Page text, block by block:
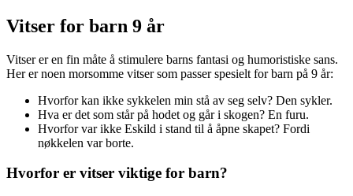
Vitser for barn 9 år
Vitser er en fin måte å stimulere barns fantasi og humoristiske sans.
Her er noen morsomme vitser som passer spesielt for barn på 9 år:
Hvorfor kan ikke sykkelen min stå av seg selv? Den sykler.
Hva er det som står på hodet og går i skogen? En furu.
Hvorfor var ikke Eskild i stand til å åpne skapet? Fordi
nøkkelen var borte.
Hvorfor er vitser viktige for barn?